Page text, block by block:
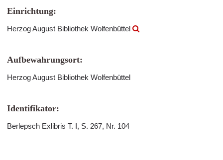
Einrichtung:
Herzog August Bibliothek Wolfenbüttel
Aufbewahrungsort:
Herzog August Bibliothek Wolfenbüttel
Identifikator:
Berlepsch Exlibris T. I, S. 267, Nr. 104